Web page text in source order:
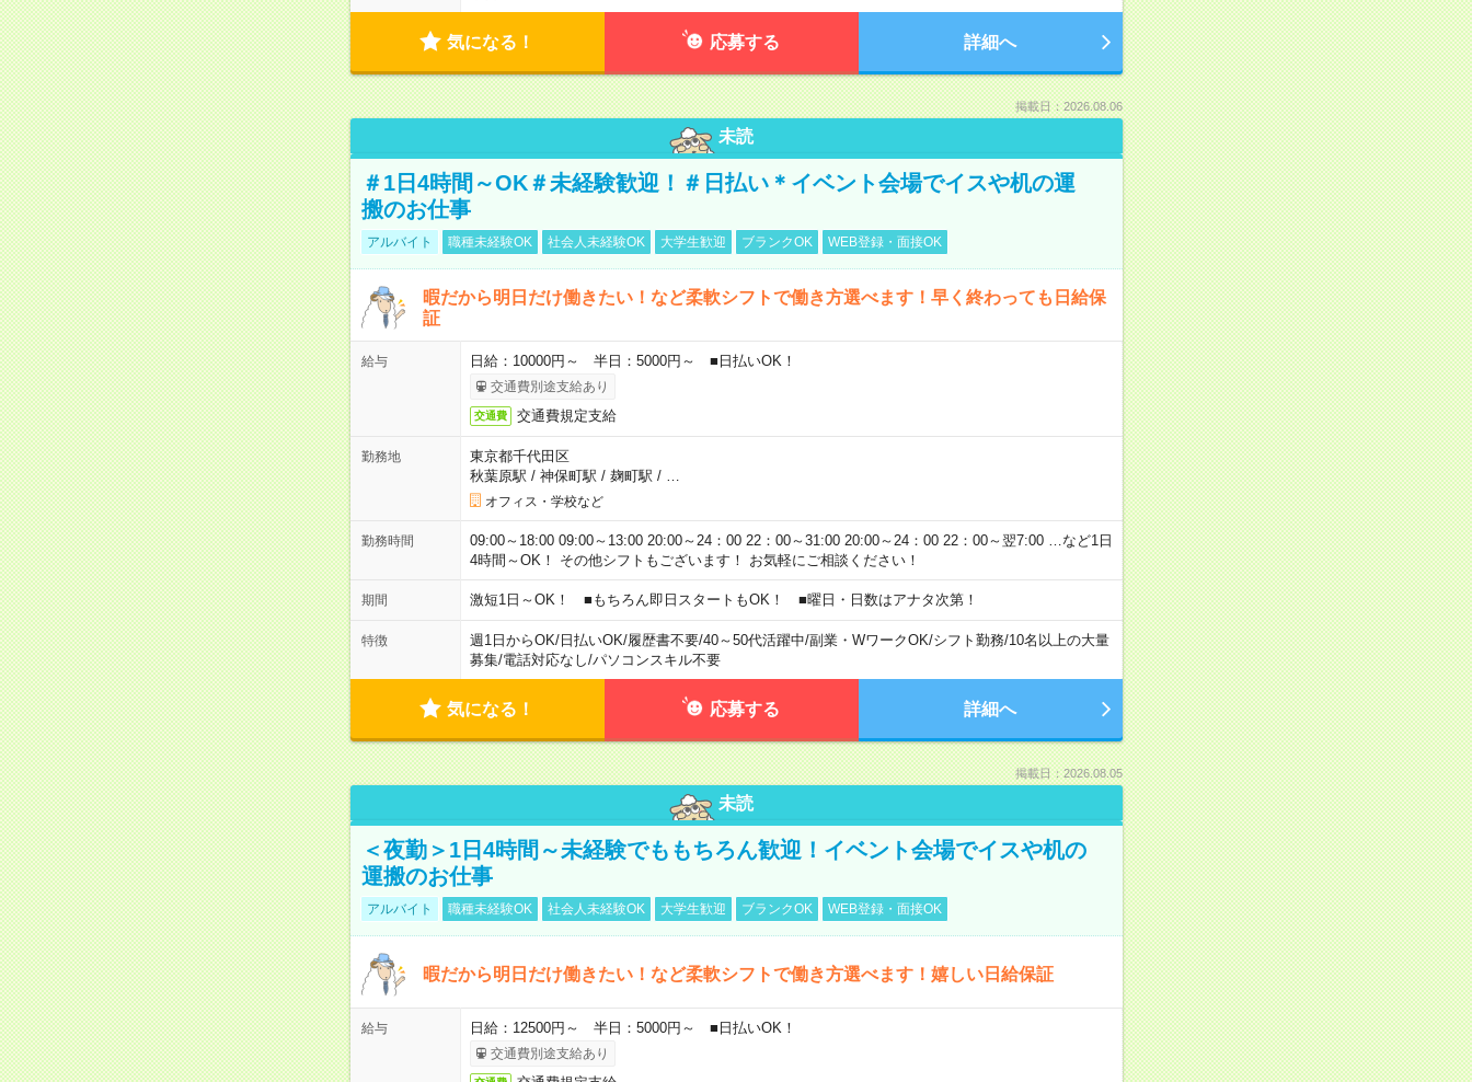
気になる！ 応募する 詳細へ
掲載日：2026.08.06
未読
＃1日4時間～OK＃未経験歓迎！＃日払い＊イベント会場でイスや机の運
搬のお仕事
アルバイト 職種未経験OK 社会人未経験OK 大学生歓迎 ブランクOK WEB登録・面接OK
暇だから明日だけ働きたい！など柔軟シフトで働き方選べます！早く終わっても日給保
証
給与 日給：10000円～ 半日：5000円～ ■日払いOK！
交通費別途支給あり
交通費 交通費規定支給
勤務地
東京都千代田区
秋葉原駅 / 神保町駅 / 麹町駅 /
オフィス・学校など
勤務時間
09:00～18:00 09:00～13:00 20:00～24：00 22：00～31:00 20:00～24：00 22：00～翌7:00 …など1日
4時間～OK！ その他シフトもございます！ お気軽にご相談ください！
期間 激短1日～OK！ ■もちろん即日スタートもOK！ ■曜日・日数はアナタ次第！
特徴 週1日からOK/日払いOK/履歴書不要/40～50代活躍中/副業・WワークOK/シフト勤務/10名以上の大量
募集/電話対応なし/パソコンスキル不要
気になる！ 応募する 詳細へ
掲載日：2026.08.05
未読
＜夜勤＞1日4時間～未経験でももちろん歓迎！イベント会場でイスや机の
運搬のお仕事
アルバイト 職種未経験OK 社会人未経験OK 大学生歓迎 ブランクOK WEB登録・面接OK
暇だから明日だけ働きたい！など柔軟シフトで働き方選べます！嬉しい日給保証
給与 日給：12500円～ 半日：5000円～ ■日払いOK！
交通費別途支給あり